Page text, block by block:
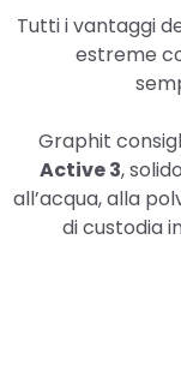
Tutti i vantaggi
estreme
Graphit
Active 3,
all’acqua, alla
di custodia